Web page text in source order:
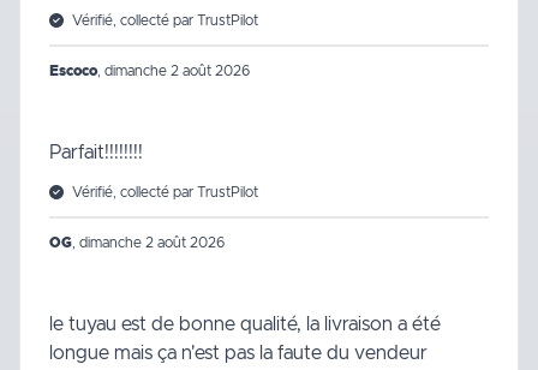
Vérifié, collecté par TrustPilot
Escoco, dimanche 2 août 2026
Parfait!!!!!!!!
Vérifié, collecté par TrustPilot
OG dimanche 2 août 2026
le tuyau est de bonne qualité, la livraison a été
longue mais ça n'est pas la faute du vendeur